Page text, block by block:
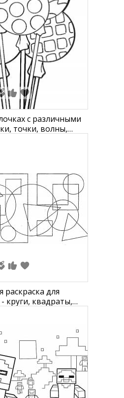
с различными
точки, волны,
раскраска для
круги, квадраты,